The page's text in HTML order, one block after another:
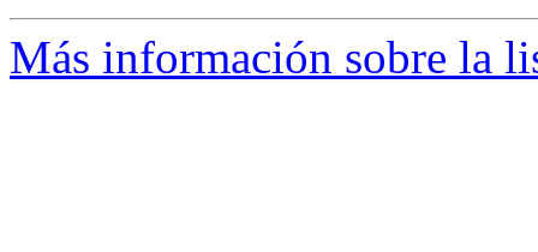
Más información sobre la